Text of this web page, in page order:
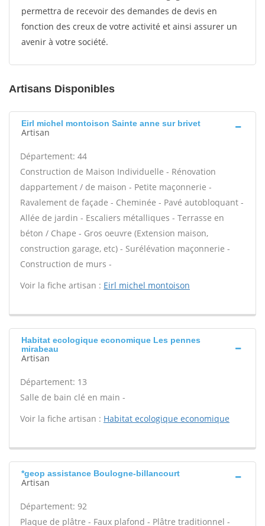
permettra de recevoir des demandes de devis en
fonction des creux de votre activité et ainsi assurer un
avenir à votre société.
Artisans Disponibles
Eirl michel montoison Sainte anne sur brivet
Artisan
Département: 44
Construction de Maison Individuelle - Rénovation
dappartement / de maison - Petite maçonnerie -
Ravalement de façade - Cheminée - Pavé autobloquant -
Allée de jardin - Escaliers métalliques - Terrasse en
béton / Chape - Gros oeuvre (Extension maison,
construction garage, etc) - Surélévation maçonnerie -
Construction de murs -
Voir la fiche artisan : Eirl michel montoison
Habitat ecologique economique Les pennes
mirabeau
Artisan
Département: 13
Salle de bain clé en main -
Voir la fiche artisan : Habitat ecologique economique
*geop assistance Boulogne-billancourt
Artisan
Département: 92
Plaque de plâtre - Faux plafond - Plâtre traditionnel -